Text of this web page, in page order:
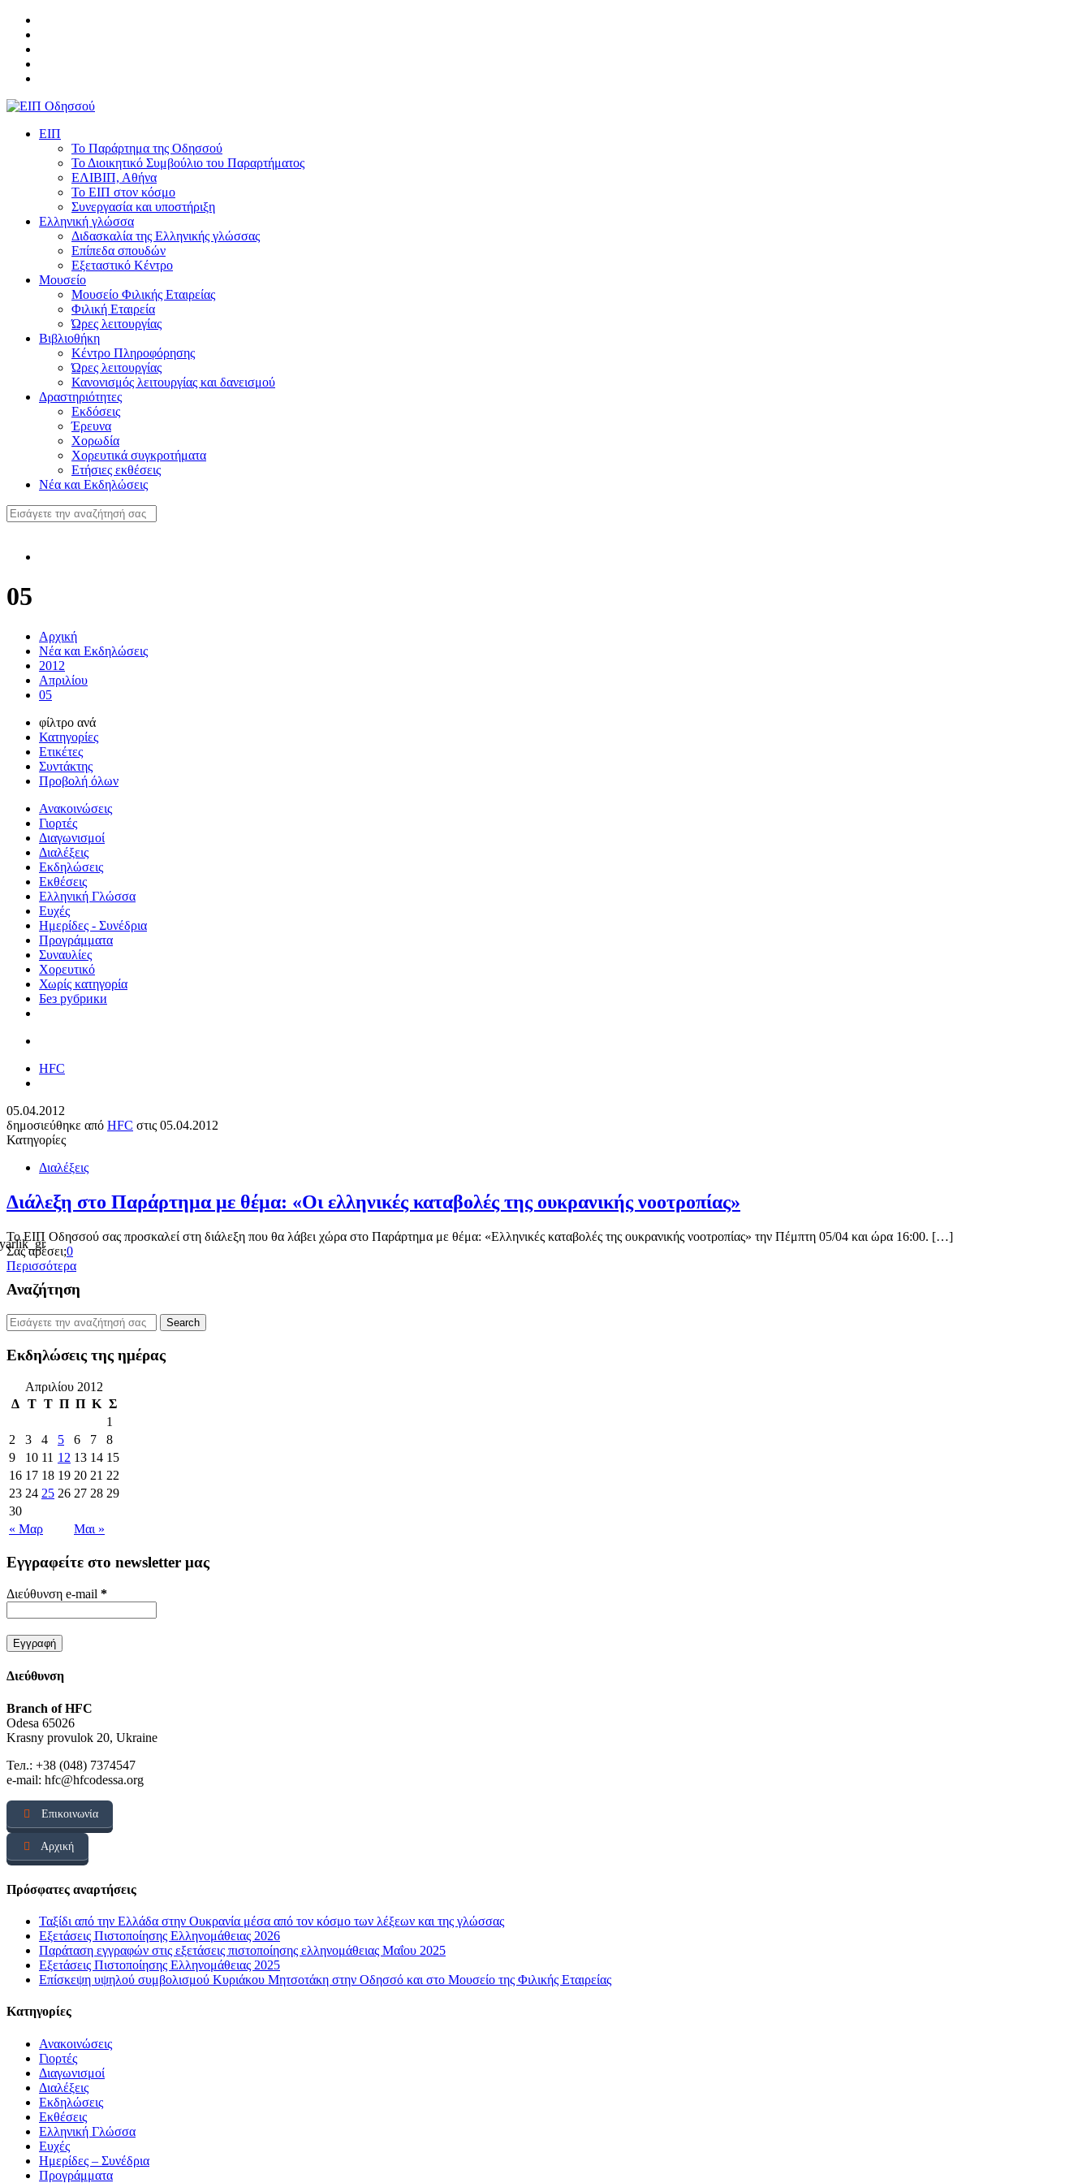
ΕΙΠ
Το Παράρτημα της Οδησσού
Το Διοικητικό Συμβούλιο του Παραρτήματος
ΕΛΙΒΙΠ, Αθήνα
Το ΕΙΠ στον κόσμο
Συνεργασία και υποστήριξη
Ελληνική γλώσσα
Διδασκαλία της Ελληνικής γλώσσας
Επίπεδα σπουδών
Εξεταστικό Κέντρο
Μουσείο
Μουσείο Φιλικής Εταιρείας
Φιλική Εταιρεία
Ώρες λειτουργίας
Βιβλιοθήκη
Κέντρο Πληροφόρησης
Ώρες λειτουργίας
Κανονισμός λειτουργίας και δανεισμού
Δραστηριότητες
Εκδόσεις
Έρευνα
Χορωδία
Χορευτικά συγκροτήματα
Ετήσιες εκθέσεις
Νέα και Εκδηλώσεις
05
Αρχική
Νέα και Εκδηλώσεις
2012
Απριλίου
05
φίλτρο ανά
Κατηγορίες
Ετικέτες
Συντάκτης
Προβολή όλων
Ανακοινώσεις
Γιορτές
Διαγωνισμοί
Διαλέξεις
Εκδηλώσεις
Εκθέσεις
Ελληνική Γλώσσα
Ευχές
Ημερίδες - Συνέδρια
Προγράμματα
Συναυλίες
Χορευτικό
Χωρίς κατηγορία
Без рубрики
HFC
05.04.2012
δημοσιεύθηκε από HFC στις 05.04.2012
Κατηγορίες
Διαλέξεις
Διάλεξη στο Παράρτημα με θέμα: «Οι ελληνικές καταβολές της ουκρανικής νοοτροπίας»
Το ΕΙΠ Οδησσού σας προσκαλεί στη διάλεξη που θα λάβει χώρα στο Παράρτημα με θέμα: «Ελληνικές καταβολές της ουκρανικής νοοτροπίας» την Πέμπτη 05/04 και ώρα 16:00. […]
Σας αρέσει;0
Περισσότερα
Αναζήτηση
Εκδηλώσεις της ημέρας
Απριλίου 2012
Δ Τ Τ Π Π Κ Σ
« Μαρ Μαι »
1
2
3 4 5 6 7
8
9
10 11 12 13 14 15
16 17 18 19 20 21 22
23 24 25 26 27 28 29
30
Εγγραφείτε στο newsletter μας
Διεύθυνση e-mail *
Διεύθυνση
Branch of HFC
Odesa 65026
Krasny provulok 20, Ukraine
Тел.: +38 (048) 7374547
e-mail: hfc@hfcodessa.org
Επικοινωνία
Αρχική
Πρόσφατες αναρτήσεις
Ταξίδι από την Ελλάδα στην Ουκρανία μέσα από τον κόσμο των λέξεων και της γλώσσας
Εξετάσεις Πιστοποίησης Ελληνομάθειας 2026
Παράταση εγγραφών στις εξετάσεις πιστοποίησης ελληνομάθειας Μαΐου 2025
Εξετάσεις Πιστοποίησης Ελληνομάθειας 2025
Επίσκεψη υψηλού συμβολισμού Κυριάκου Μητσοτάκη στην Οδησσό και στο Μουσείο της Φιλικής Εταιρείας
Kατηγορίες
Ανακοινώσεις
Γιορτές
Διαγωνισμοί
Διαλέξεις
Εκδηλώσεις
Εκθέσεις
Ελληνική Γλώσσα
Ευχές
Ημερίδες – Συνέδρια
Προγράμματα